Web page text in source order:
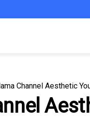
Channel Aesthetic